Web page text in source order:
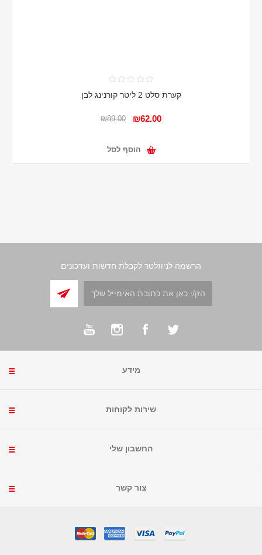
קערת סלט 2 ליטר קורנינג לבן
₪62.00
₪89.00
הוסף לסל
הרשמה לניוזלטר לקבלת חדשות ועדכונים
מידע
שירות לקוחות
החשבון שלי
צור קשר